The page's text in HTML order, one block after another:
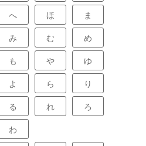
へ ほ ま
み む め
も や ゆ
よ ら り
る れ ろ
わ